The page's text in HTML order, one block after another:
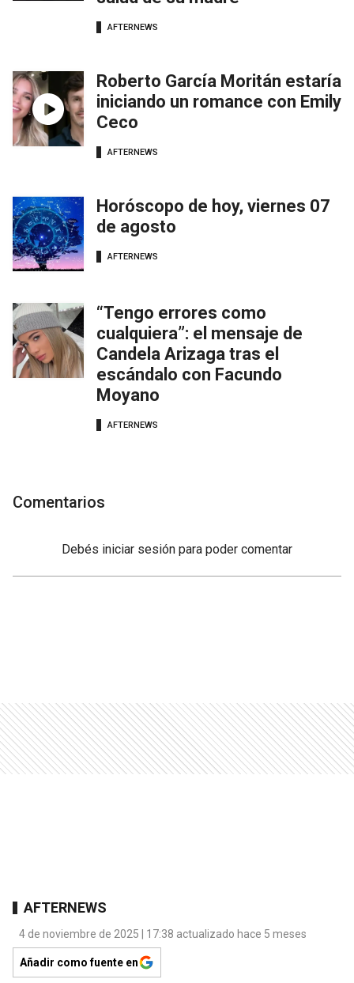
AFTERNEWS
Roberto García Moritán estaría
iniciando un romance con Emily
Ceco
AFTERNEWS
Horóscopo de hoy, viernes 07
de agosto
AFTERNEWS
“Tengo errores como
cualquiera”: el mensaje de
Candela Arizaga tras el
escándalo con Facundo
Moyano
AFTERNEWS
Comentarios
Debés iniciar sesión para poder comentar
AFTERNEWS
4 de noviembre de 2025 | 17:38 actualizado hace 5 meses
Añadir como fuente en